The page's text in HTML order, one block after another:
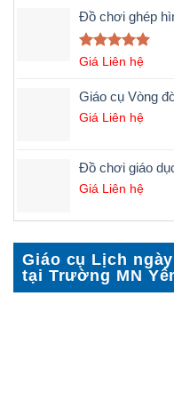
5 sao
Đồ chơi ghép
Được xếp
5 sao
Giá Liên hệ
Giáo cụ Vòng
Giá Liên hệ
Đồ chơi giáo
Giá Liên hệ
Giáo cụ Lịch
tại Trường MN